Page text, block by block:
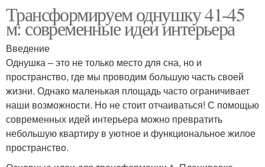
Трансформируем однушку 41-45
м: современные идеи интерьера
Введение
Однушка – это не только место для сна, но и
пространство, где мы проводим большую часть своей
жизни. Однако маленькая площадь часто ограничивает
наши возможности. Но не стоит отчаиваться! С помощью
современных идей интерьера можно превратить
небольшую квартиру в уютное и функциональное жилое
пространство.